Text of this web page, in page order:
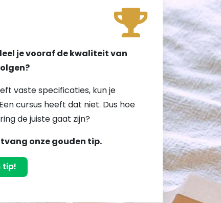
je vooraf de kwaliteit van
vaste specificaties, kun je
cursus heeft dat niet. Dus hoe
de juiste gaat zijn?
onze gouden tip.
tip!